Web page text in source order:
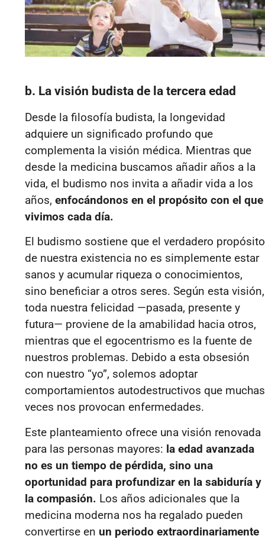
b. La visión budista de la tercera edad
Desde la filosofía budista, la longevidad
adquiere un significado profundo que
complementa la visión médica. Mientras que
desde la medicina buscamos añadir años a la
vida, el budismo nos invita a añadir vida a los
años, enfocándonos en el propósito con el que
vivimos cada día.
El budismo sostiene que el verdadero propósito
de nuestra existencia no es simplemente estar
sanos y acumular riqueza o conocimientos,
sino beneficiar a otros seres. Según esta visión,
toda nuestra felicidad —pasada, presente y
futura— proviene de la amabilidad hacia otros,
mientras que el egocentrismo es la fuente de
nuestros problemas. Debido a esta obsesión
con nuestro “yo”, solemos adoptar
comportamientos autodestructivos que muchas
veces nos provocan enfermedades.
Este planteamiento ofrece una visión renovada
para las personas mayores: la edad avanzada
no es un tiempo de pérdida, sino una
oportunidad para profundizar en la sabiduría y
la compasión. Los años adicionales que la
medicina moderna nos ha regalado pueden
convertirse en un periodo extraordinariamente